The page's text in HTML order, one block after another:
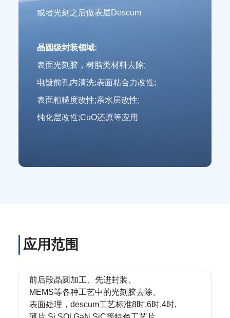
或者光刻之后做表层Descum
晶圆级封装领域:
表面光刻胶，树脂类材料去除;
电镀前孔内清洗;表面粘合力改性;
表面粗糙度改性;亲水层改性;
钝化层改性;CuO还原等应用
应用范围
前后段晶圆加工、先进封装、
MEMS等各种工艺中的光刻胶去除、
表面处理，descum工艺标准8时,6时,4时,